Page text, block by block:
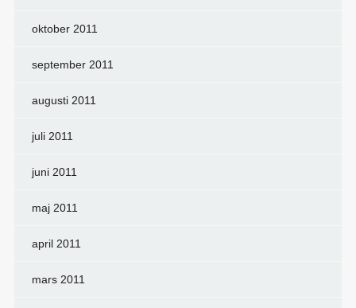
oktober 2011
september 2011
augusti 2011
juli 2011
juni 2011
maj 2011
april 2011
mars 2011